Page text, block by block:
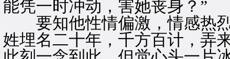
能凭一时冲动，害她丧身？”
要知他性情偏激，情感热烈
姓埋名二十年，千方百计，弄